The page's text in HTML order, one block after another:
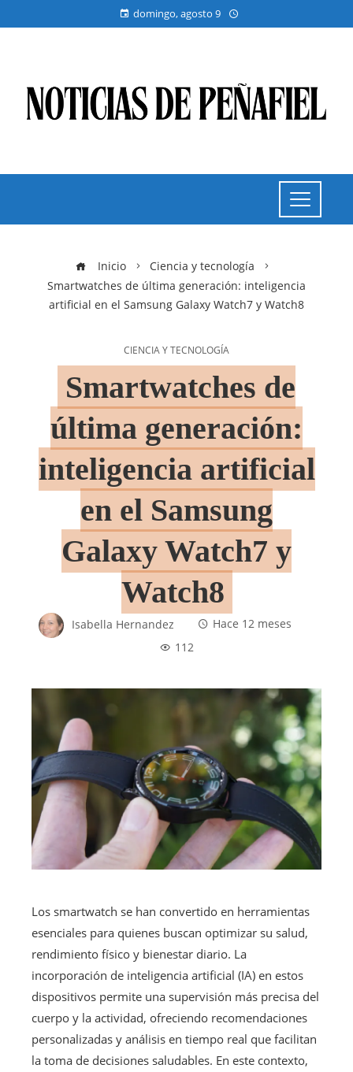
domingo, agosto 9
Inicio
Ciencia y tecnología
Smartwatches de última generación: inteligencia
artificial en el Samsung Galaxy Watch7 y Watch8
CIENCIA Y TECNOLOGÍA
Smartwatches de
última generación:
inteligencia artificial
en el Samsung
Galaxy Watch7 y
Watch8
Isabella Hernandez
Hace 12 meses
112
Los smartwatch se han convertido en herramientas
esenciales para quienes buscan optimizar su salud,
rendimiento físico y bienestar diario. La
incorporación de inteligencia artificial (IA) en estos
dispositivos permite una supervisión más precisa del
cuerpo y la actividad, ofreciendo recomendaciones
personalizadas y análisis en tiempo real que facilitan
la toma de decisiones saludables. En este contexto,